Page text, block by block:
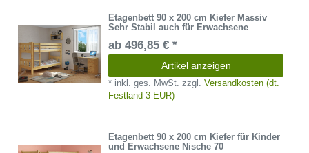
Etagenbett 90 x 200 cm Kiefer Massiv
Sehr Stabil auch für Erwachsene
ab 496,85 € *
Artikel anzeigen
* inkl. ges. MwSt. zzgl.Versandkosten (dt.
Festland 3 EUR)
Etagenbett 90 x 200 cm Kiefer für Kinder
und Erwachsene Nische 70